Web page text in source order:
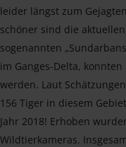
leider längst zum
schöner sind die
sogenannten
im Ganges-Delta,
werden. Laut
156 Tiger in diesem
Jahr 2018! Erhoben
Wildtierkameras.